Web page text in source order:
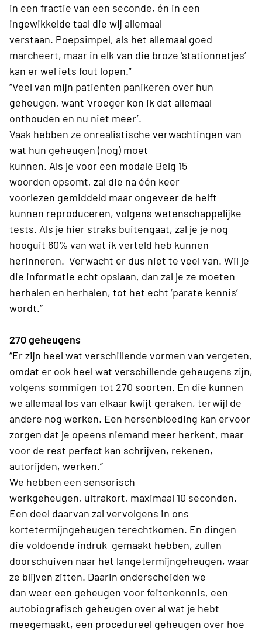
in een fractie van een seconde, én in een
ingewikkelde taal die wij allemaal
verstaan. Poepsimpel, als het allemaal goed
marcheert, maar in elk van die broze ‘stationnetjes’
kan er wel iets fout lopen.”
“Veel van mijn patienten panikeren over hun
geheugen, want 'vroeger kon ik dat allemaal
onthouden en nu niet meer’.
Vaak hebben ze onrealistische verwachtingen van
wat hun geheugen (nog) moet
kunnen. Als je voor een modale Belg 15
woorden opsomt, zal die na één keer
voorlezen gemiddeld maar ongeveer de helft
kunnen reproduceren, volgens wetenschappelijke
tests. Als je hier straks buitengaat, zal je je nog
hooguit 60% van wat ik verteld heb kunnen
herinneren. Verwacht er dus niet te veel van. Wil je
die informatie echt opslaan, dan zal je ze moeten
herhalen en herhalen, tot het echt ‘parate kennis’
wordt.”
270 geheugens
“Er zijn heel wat verschillende vormen van vergeten,
omdat er ook heel wat verschillende geheugens zijn,
volgens sommigen tot 270 soorten. En die kunnen
we allemaal los van elkaar kwijt geraken, terwijl de
andere nog werken. Een hersenbloeding kan ervoor
zorgen dat je opeens niemand meer herkent, maar
voor de rest perfect kan schrijven, rekenen,
autorijden, werken.”
We hebben een sensorisch
werkgeheugen, ultrakort, maximaal 10 seconden.
Een deel daarvan zal vervolgens in ons
kortetermijngeheugen terechtkomen. En dingen
die voldoende indruk gemaakt hebben, zullen
doorschuiven naar het langetermijngeheugen, waar
ze blijven zitten. Daarin onderscheiden we
dan weer een geheugen voor feitenkennis, een
autobiografisch geheugen overal wat je hebt
meegemaakt, een procedureel geheugen over hoe